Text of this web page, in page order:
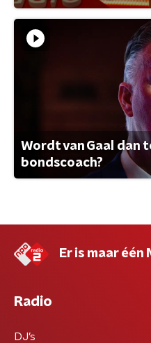
Wordt van Gaal dan
bondscoach?
Er is maar één
Radio
DJ’s